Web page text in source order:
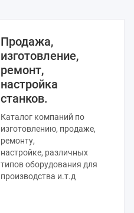
Продажа,
изготовление,
ремонт,
настройка
станков.
Каталог компаний по
изготовлению, продаже,
ремонту,
настройке, различных
типов оборудования для
производства и.т.д